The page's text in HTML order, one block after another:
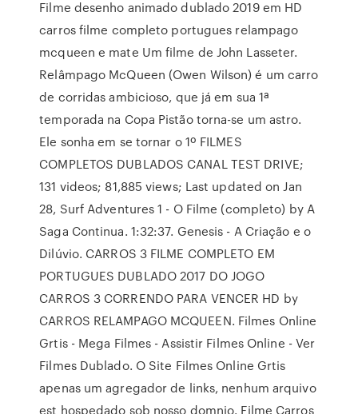
Filme desenho animado dublado 2019 em HD
carros filme completo portugues relampago
mcqueen e mate Um filme de John Lasseter.
Relâmpago McQueen (Owen Wilson) é um carro
de corridas ambicioso, que já em sua 1ª
temporada na Copa Pistão torna-se um astro.
Ele sonha em se tornar o 1º FILMES
COMPLETOS DUBLADOS CANAL TEST DRIVE;
131 videos; 81,885 views; Last updated on Jan
28, Surf Adventures 1 - O Filme (completo) by A
Saga Continua. 1:32:37. Genesis - A Criação e o
Dilúvio. CARROS 3 FILME COMPLETO EM
PORTUGUES DUBLADO 2017 DO JOGO
CARROS 3 CORRENDO PARA VENCER HD by
CARROS RELAMPAGO MCQUEEN. Filmes Online
Grtis - Mega Filmes - Assistir Filmes Online - Ver
Filmes Dublado. O Site Filmes Online Grtis
apenas um agregador de links, nenhum arquivo
est hospedado sob nosso domnio. Filme Carros